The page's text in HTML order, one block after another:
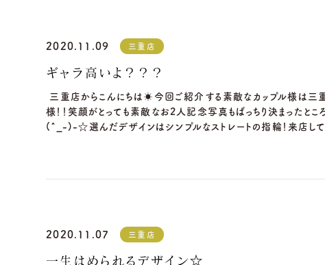
2020.11.09 三重店
ギャラ高いよ？？？
三重店からこんにちは☀今回ご紹介する素敵なカップル様は三
様！！笑顔がとっても素敵なお2人記念写真もばっちり決まったとこ
(^_-)-☆選んだデザインはシンプルなストレートの指輪！来店し
2020.11.07 三重店